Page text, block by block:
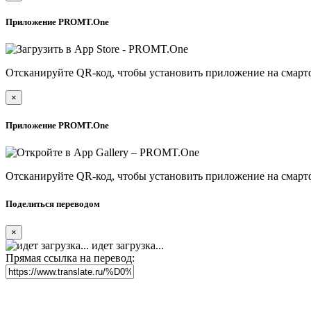
Приложение PROMT.One
Отсканируйте QR-код, чтобы установить приложение на
×
Приложение PROMT.One
Отсканируйте QR-код, чтобы установить приложение на
Поделиться переводом
×
идет загрузка...
Прямая ссылка на перевод: